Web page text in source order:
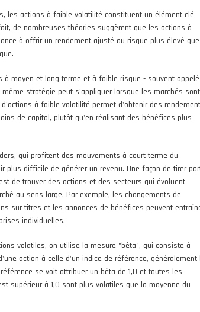
les actions à faible volatilité constituent un élément clé
de nombreuses théories suggèrent que les actions à
à offrir un rendement ajusté au risque plus élevé que
à moyen et long terme et à faible risque - souvent
stratégie peut s'appliquer lorsque les marchés sont
d'actions à faible volatilité permet d'obtenir des
de capital, plutôt qu'en réalisant des bénéfices plus
qui profitent des mouvements à court terme du
plus difficile de générer un revenu. Une façon de tirer
de trouver des actions et des secteurs qui évoluent
au sens large. Par exemple, les changements de
sur titres et les annonces de bénéfices peuvent
individuelles.
volatiles, on utilise la mesure "bêta", qui consiste à
action à celle d'un indice de référence, généralement
se voit attribuer un bêta de 1,0 et toutes les
supérieur à 1,0 sont plus volatiles que la moyenne du